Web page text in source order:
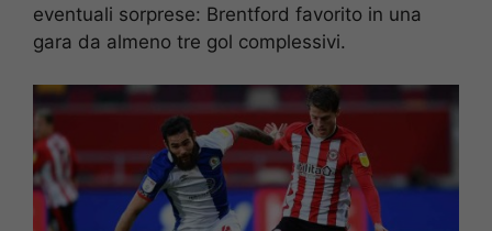
eventuali sorprese: Brentford favorito in una
gara da almeno tre gol complessivi.